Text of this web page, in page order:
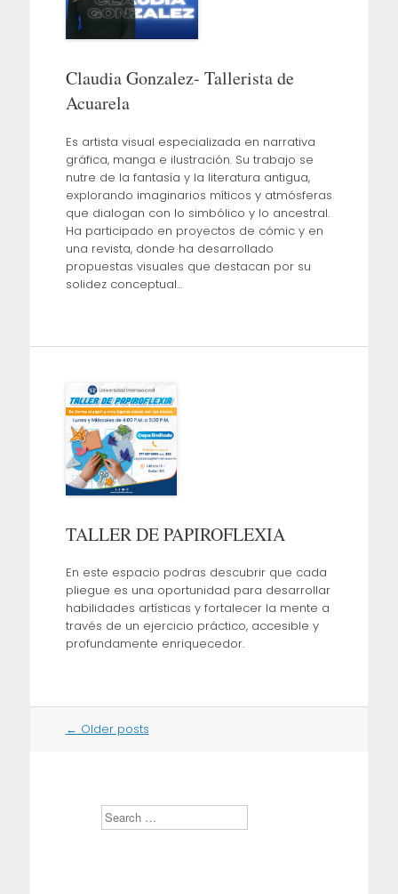
Claudia Gonzalez- Tallerista de
Acuarela
Es artista visual especializada en narrativa
gráfica, manga e ilustración. Su trabajo se
nutre de la fantasía y la literatura antigua,
explorando imaginarios míticos y atmósferas
que dialogan con lo simbólico y lo ancestral.
Ha participado en proyectos de cómic y en
una revista, donde ha desarrollado
propuestas visuales que destacan por su
solidez conceptual…
TALLER DE PAPIROFLEXIA
En este espacio podras descubrir que cada
pliegue es una oportunidad para desarrollar
habilidades artísticas y fortalecer la mente a
través de un ejercicio práctico, accesible y
profundamente enriquecedor.
Post
← Older posts
S
e